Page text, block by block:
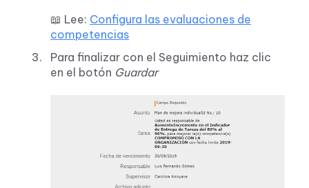
📖 Lee: Configura las evaluaciones de
competencias
Para finalizar con el Seguimiento haz clic
en el botón Guardar